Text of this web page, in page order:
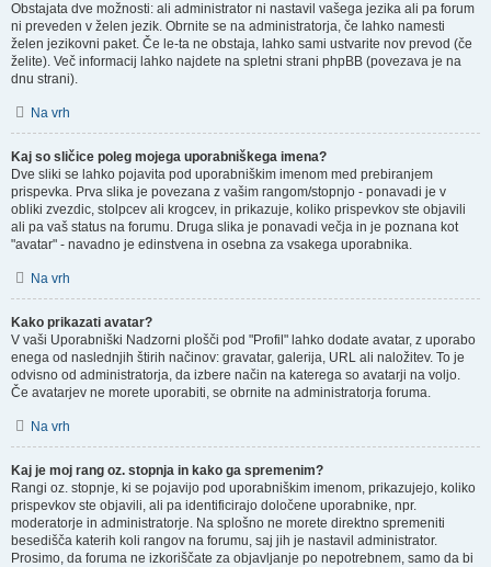
Obstajata dve možnosti: ali administrator ni nastavil vašega jezika ali pa forum
ni preveden v želen jezik. Obrnite se na administratorja, če lahko namesti
želen jezikovni paket. Če le-ta ne obstaja, lahko sami ustvarite nov prevod (če
želite). Več informacij lahko najdete na spletni strani phpBB (povezava je na
dnu strani).
Na vrh
Kaj so sličice poleg mojega uporabniškega imena?
Dve sliki se lahko pojavita pod uporabniškim imenom med prebiranjem
prispevka. Prva slika je povezana z vašim rangom/stopnjo - ponavadi je v
obliki zvezdic, stolpcev ali krogcev, in prikazuje, koliko prispevkov ste objavili
ali pa vaš status na forumu. Druga slika je ponavadi večja in je poznana kot
"avatar" - navadno je edinstvena in osebna za vsakega uporabnika.
Na vrh
Kako prikazati avatar?
V vaši Uporabniški Nadzorni plošči pod "Profil" lahko dodate avatar, z uporabo
enega od naslednjih štirih načinov: gravatar, galerija, URL ali naložitev. To je
odvisno od administratorja, da izbere način na katerega so avatarji na voljo.
Če avatarjev ne morete uporabiti, se obrnite na administratorja foruma.
Na vrh
Kaj je moj rang oz. stopnja in kako ga spremenim?
Rangi oz. stopnje, ki se pojavijo pod uporabniškim imenom, prikazujejo, koliko
prispevkov ste objavili, ali pa identificirajo določene uporabnike, npr.
moderatorje in administratorje. Na splošno ne morete direktno spremeniti
besedišča katerih koli rangov na forumu, saj jih je nastavil administrator.
Prosimo, da foruma ne izkoriščate za objavljanje po nepotrebnem, samo da bi